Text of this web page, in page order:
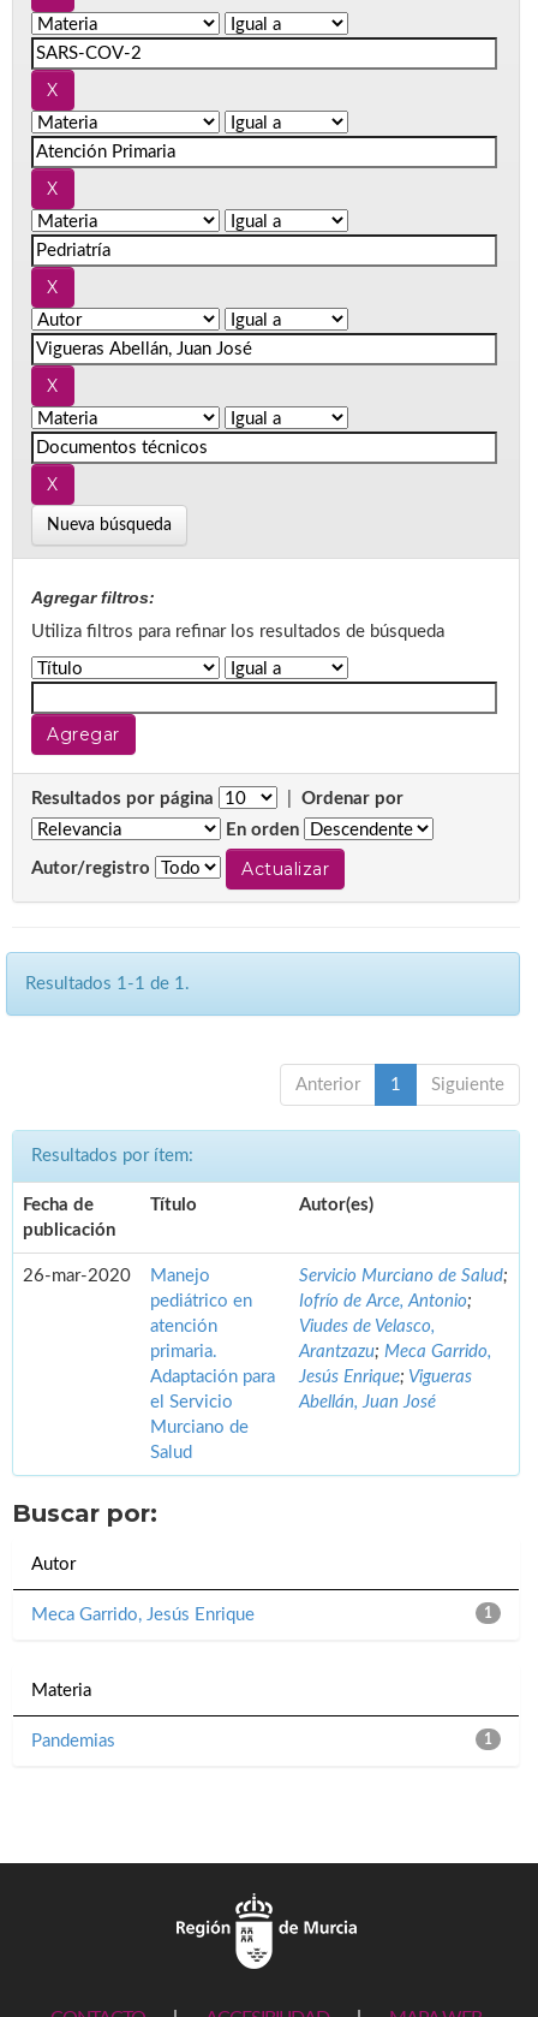
Nueva búsqueda
Agregar filtros:
Utiliza filtros para refinar los resultados de búsqueda
Resultados por página
Ordenar por
En orden
Autor/registro
Resultados 1-1 de 1.
Anterior 1 Siguiente
Resultados por ítem:
Fecha de
publicación
Título Autor(es)
26-mar-2020
Manejo
pediátrico en
atención
primaria.
Adaptación para
el Servicio
Murciano de
Salud
Servicio Murciano de Salud;
Iofrío de Arce, Antonio;
Viudes de Velasco,
Arantzazu; Meca Garrido,
Jesús Enrique; Vigueras
Abellán, Juan José
Buscar por:
Autor
1
Meca Garrido, Jesús Enrique
Materia
1
Pandemias